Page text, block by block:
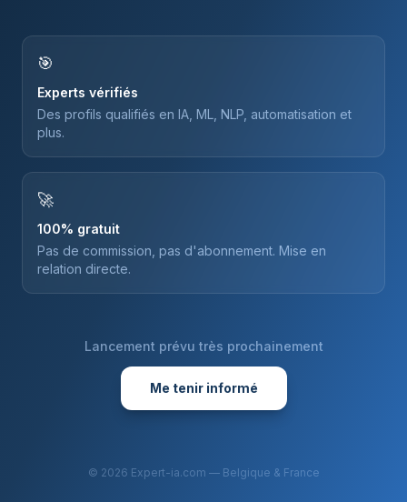
🎯
Experts vérifiés
Des profils qualifiés en IA, ML, NLP, automatisation et
plus.
🚀
100% gratuit
Pas de commission, pas d'abonnement. Mise en
relation directe.
Lancement prévu très prochainement
Me tenir informé
© 2026 Expert-ia.com — Belgique & France